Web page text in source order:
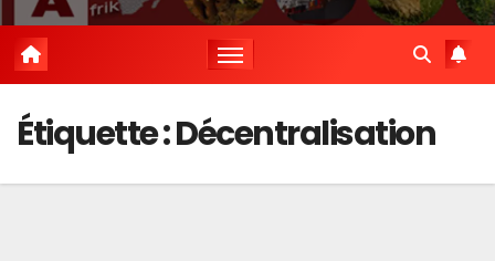
Étiquette :Décentralisation